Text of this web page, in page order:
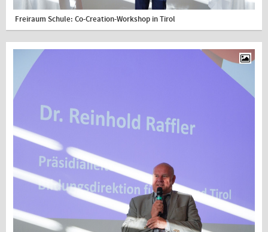
Freiraum Schule: Co-Creation-Workshop in Tirol